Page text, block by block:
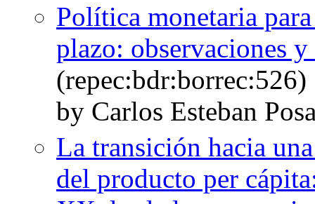
Política monetaria
plazo: observaciones
(repec:bdr:borrec:526)
by Carlos Esteban
La transición hacia
del producto per